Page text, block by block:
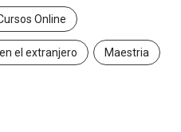
Online
el extranjero Maestria